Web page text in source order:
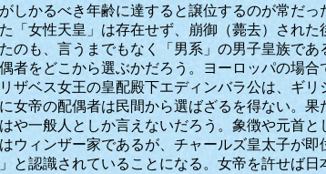
しかるべき年齢に達すると譲位するのが常だ
「女性天皇」は存在せず、崩御（薨去）され
のも、言うまでもなく「男系」の男子皇族で
をどこから選ぶかだろう。ヨーロッパの場
ザベス女王の皇配殿下エディンバラ公は、ギ
女帝の配偶者は民間から選ばざるを得ない。
や一般人としか言えないだろう。象徴や元首と
ィンザー家であるが、チャールズ皇太子が
と認識されていることになる。女帝を許せば日